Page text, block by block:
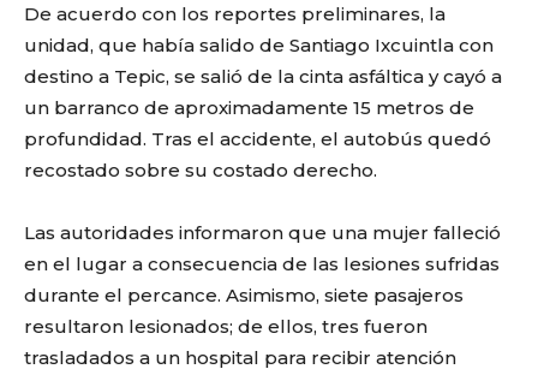
De acuerdo con los reportes preliminares, la
unidad, que había salido de Santiago Ixcuintla con
destino a Tepic, se salió de la cinta asfáltica y cayó a
un barranco de aproximadamente 15 metros de
profundidad. Tras el accidente, el autobús quedó
recostado sobre su costado derecho.
Las autoridades informaron que una mujer falleció
en el lugar a consecuencia de las lesiones sufridas
durante el percance. Asimismo, siete pasajeros
resultaron lesionados; de ellos, tres fueron
trasladados a un hospital para recibir atención